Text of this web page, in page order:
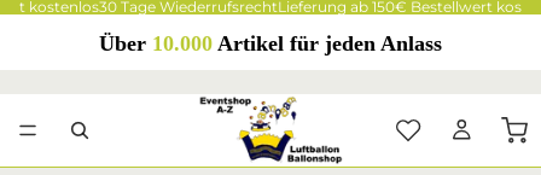
kostenlos30 Tage WiederrufsrechtLieferung ab 150€ Bestellwert
Über 10.000 Artikel für jeden Anlass